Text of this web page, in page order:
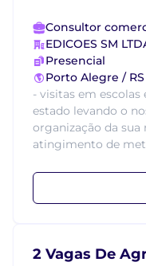
Consultor
EDICOES SM
Presencial
Porto Alegre / RS
- visitas em escolas
estado levando o
organização da sua
atingimento de
2 Vagas De